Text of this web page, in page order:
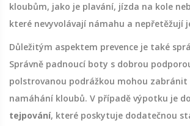
kloubům, jako je plavání, jízda na kole
které nevyvolávají námahu a nepřetěžují
Důležitým aspektem prevence je také
Správně padnoucí boty s dobrou
polstrovanou podrážkou mohou zabránit
namáhání kloubů. V případě výpotku je
tejpování, které poskytuje dodatečnou